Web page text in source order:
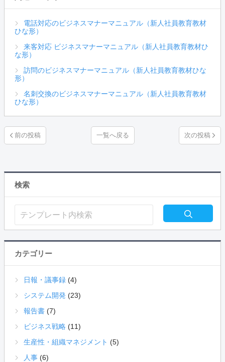
電話対応のビジネスマナーマニュアル（新人社員教育教材
ひな形）
来客対応 ビジネスマナーマニュアル（新人社員教育教材ひ
な形）
訪問のビジネスマナーマニュアル（新人社員教育教材ひな
形）
名刺交換のビジネスマナーマニュアル（新人社員教育教材
ひな形）
一覧へ戻る
検索
カテゴリー
日報・議事録 (4)
システム開発 (23)
報告書 (7)
ビジネス戦略 (11)
生産性・組織マネジメント (5)
人事 (6)